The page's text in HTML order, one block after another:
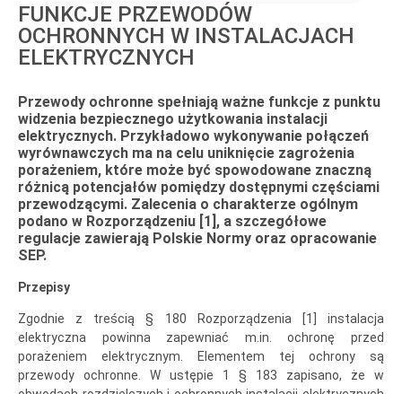
FUNKCJE PRZEWODÓW
OCHRONNYCH W INSTALACJACH
ELEKTRYCZNYCH
Przewody ochronne spełniają ważne funkcje z punktu
widzenia bezpiecznego użytkowania instalacji
elektrycznych. Przykładowo wykonywanie połączeń
wyrównawczych ma na celu uniknięcie zagrożenia
porażeniem, które może być spowodowane znaczną
różnicą potencjałów pomiędzy dostępnymi częściami
przewodzącymi. Zalecenia o charakterze ogólnym
podano w Rozporządzeniu [1], a szczegółowe
regulacje zawierają Polskie Normy oraz opracowanie
SEP.
Przepisy
Zgodnie z treścią § 180 Rozporządzenia [1] instalacja
elektryczna powinna zapewniać m.in. ochronę przed
porażeniem elektrycznym. Elementem tej ochrony są
przewody ochronne. W ustępie 1 § 183 zapisano, że w